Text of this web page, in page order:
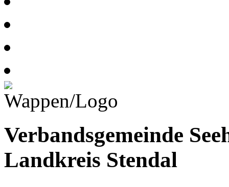
Verbandsgemeinde
Landkreis Stendal